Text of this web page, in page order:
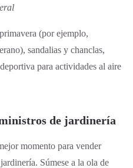
(por ejemplo,
sandalias y chanclas,
para actividades al aire
de jardinería
momento para vender
Súmese a la ola de